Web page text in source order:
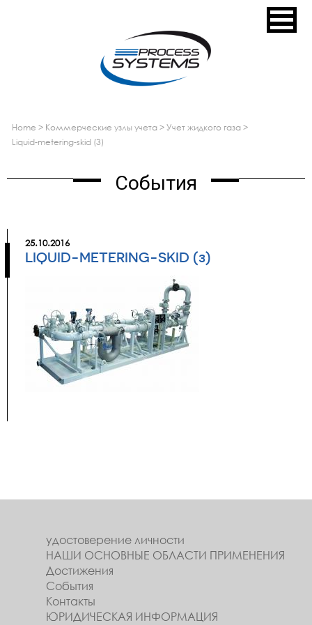
home > коммерческие узлы учета> учет жидкого газа>
liquid-metering-skid (3)
События
25.10.2016
LIQUID-METERING-SKID (3)
удостоверение личности
НАШИ ОСНОВНЫЕ ОБЛАСТИ ПРИМЕНЕНИЯ
Достижения
События
Контакты
ЮРИДИЧЕСКАЯ ИНФОРМАЦИЯ